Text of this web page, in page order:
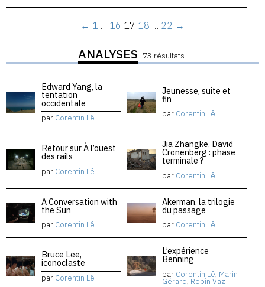
← 1 … 16 17 18 … 22 →
ANALYSES 73 résultats
Edward Yang, la
tentation
occidentale
par Corentin Lê
Jeunesse, suite et
fin
par Corentin Lê
Retour sur À l’ouest
des rails
par Corentin Lê
Jia Zhangke, David
Cronenberg : phase
terminale ?
par Corentin Lê
A Conversation with
the Sun
par Corentin Lê
Akerman, la trilogie
du passage
par Corentin Lê
Bruce Lee,
iconoclaste
par Corentin Lê
L’expérience
Benning
par Corentin Lê, Marin
Gérard, Robin Vaz